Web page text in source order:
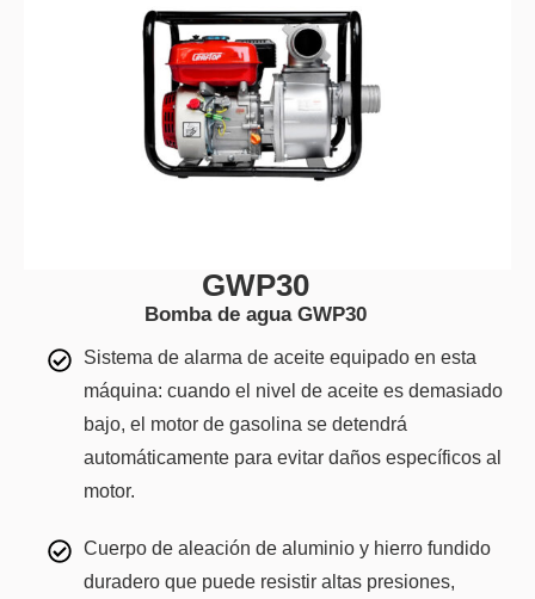
GWP30
Bomba de agua GWP30
Sistema de alarma de aceite equipado en esta
máquina: cuando el nivel de aceite es demasiado
bajo, el motor de gasolina se detendrá
automáticamente para evitar daños específicos al
motor.
Cuerpo de aleación de aluminio y hierro fundido
duradero que puede resistir altas presiones,